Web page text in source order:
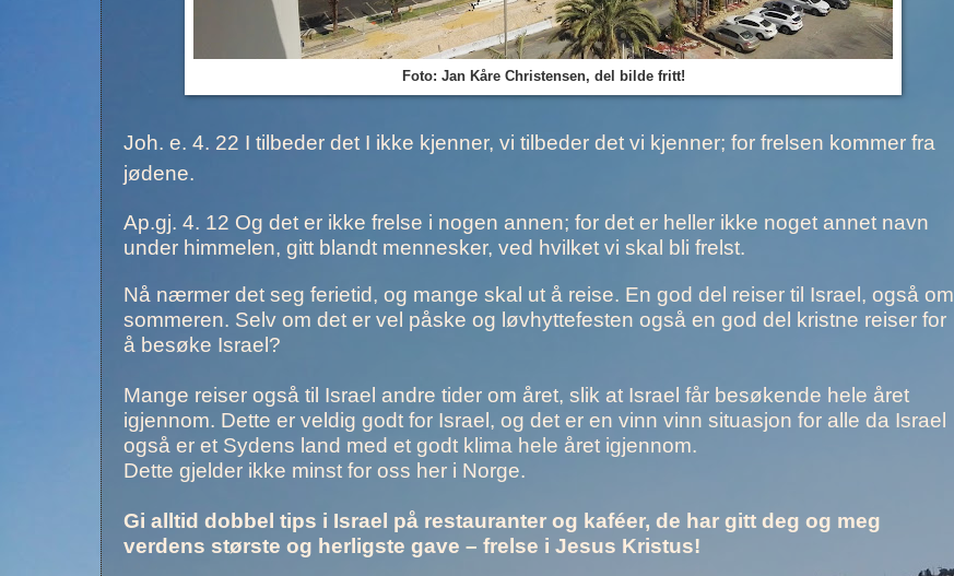
Foto: Jan Kåre Christensen, del bilde fritt!
Joh. e. 4. 22 I tilbeder det I ikke kjenner, vi tilbeder det vi kjenner; for frelsen kommer fra
jødene.
Ap.gj. 4. 12 Og det er ikke frelse i nogen annen; for det er heller ikke noget annet navn
under himmelen, gitt blandt mennesker, ved hvilket vi skal bli frelst.
Nå nærmer det seg ferietid, og mange skal ut å reise. En god del reiser til Israel, også om
sommeren. Selv om det er vel påske og løvhyttefesten også en god del kristne reiser for
å besøke Israel?
Mange reiser også til Israel andre tider om året, slik at Israel får besøkende hele året
igjennom. Dette er veldig godt for Israel, og det er en vinn vinn situasjon for alle da Israel
også er et Sydens land med et godt klima hele året igjennom.
Dette gjelder ikke minst for oss her i Norge.
Gi alltid dobbel tips i Israel på restauranter og kaféer, de har gitt deg og meg
verdens største og herligste gave – frelse i Jesus Kristus!